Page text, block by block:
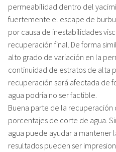
permeabilidad dentro del
fuertemente el escape de
por causa de inestabilidades
recuperación final. De forma
alto grado de variación en la
continuidad de estratos de alta
recuperación será afectada de
agua podría no ser factible.
Buena parte de la
porcentajes de corte de agua.
agua puede ayudar a
resultados pueden ser